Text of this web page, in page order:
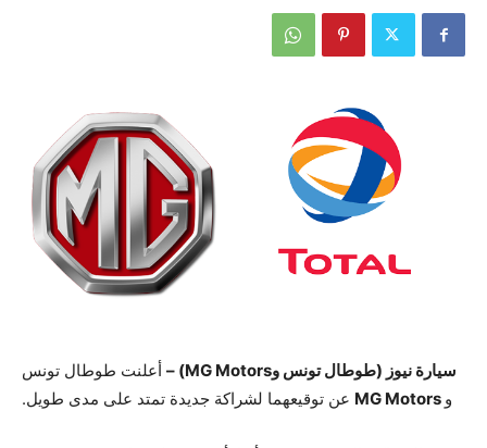
سيارة نيوز (طوطال تونس وMG Motors) –
أعلنت طوطال تونس
و
عن توقيعهما لشراكة جديدة تمتد على مدى طويل.